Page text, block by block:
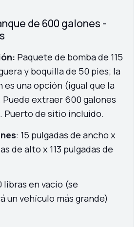
de 600 galones -
Paquete de bomba de 115
y boquilla de 50 pies; la
es una opción (igual que la
extraer 600 galones
Puerto de sitio incluido.
: 15 pulgadas de ancho x
de alto x 113 pulgadas de
libras en vacío (se
un vehículo más grande)